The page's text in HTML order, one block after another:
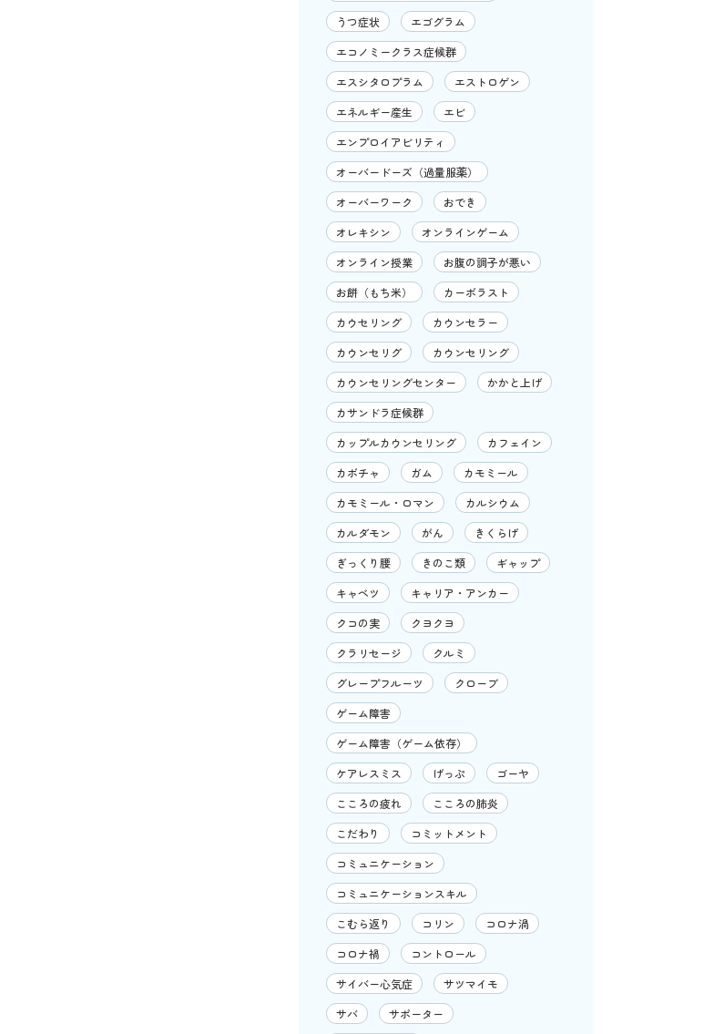
うつ症状
エゴグラム
エコノミークラス症候群
エスシタロプラム
エストロゲン
エネルギー産生
エビ
エンプロイアビリティ
オーバードーズ（過量服薬）
オーバーワーク
おでき
オレキシン
オンラインゲーム
オンライン授業
お腹の調子が悪い
お餅（もち米）
カーボラスト
カウセリング
カウンセラー
カウンセリグ
カウンセリング
カウンセリングセンター
かかと上げ
カサンドラ症候群
カップルカウンセリング
カフェイン
カボチャ
ガム
カモミール
カモミール・ロマン
カルシウム
カルダモン
がん
きくらげ
ぎっくり腰
きのこ類
ギャップ
キャベツ
キャリア・アンカー
クコの実
クヨクヨ
クラリセージ
クルミ
グレープフルーツ
クローブ
ゲーム障害
ゲーム障害（ゲーム依存）
ケアレスミス
げっぷ
ゴーヤ
こころの疲れ
こころの肺炎
こだわり
コミットメント
コミュニケーション
コミュニケーションスキル
こむら返り
コリン
コロナ渦
コロナ禍
コントロール
サイバー心気症
サツマイモ
サバ
サポーター